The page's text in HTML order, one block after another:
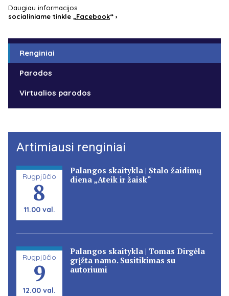
Daugiau informacijos
socialiniame tinkle „Facebook“ ›
Renginiai
Parodos
Virtualios parodos
Artimiausi renginiai
Rugpjūčio
8
11.00 val.
Palangos skaitykla | Stalo žaidimų
diena „Ateik ir žaisk“
Rugpjūčio
9
12.00 val.
Palangos skaitykla | Tomas Dirgėla
grįžta namo. Susitikimas su
autoriumi